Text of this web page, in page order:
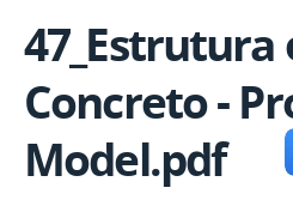
47_Estrutura
Concreto -
Model.pdf